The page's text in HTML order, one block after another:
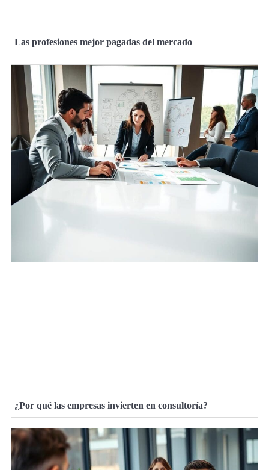
Las profesiones mejor pagadas del mercado
¿Por qué las empresas invierten en consultoría?